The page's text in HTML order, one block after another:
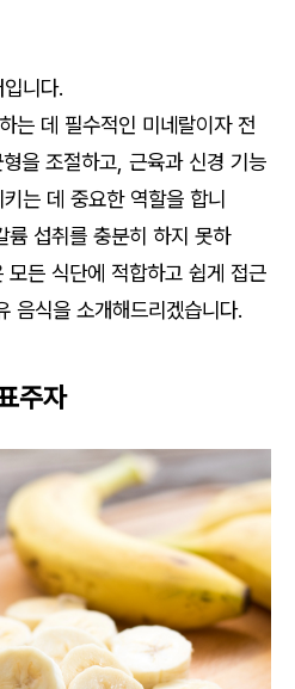
니다.
는 데 필수적인 미네랄이자 전
을 조절하고, 근육과 신경 기능
는 데 중요한 역할을 합니
륨 섭취를 충분히 하지 못하
든 식단에 적합하고 쉽게 접근
음식을 소개해드리겠습니다.
주자